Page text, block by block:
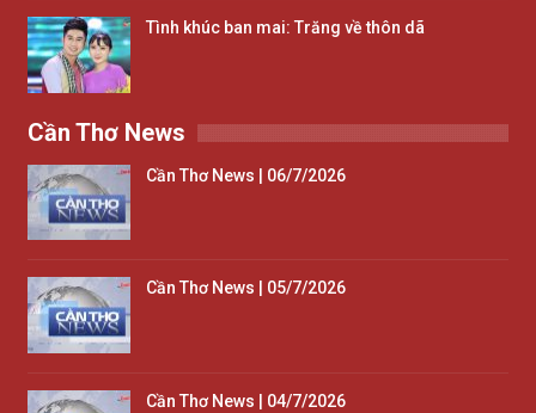
Tình khúc ban mai: Trăng về thôn dã
Cần Thơ News
Cần Thơ News | 06/7/2026
Cần Thơ News | 05/7/2026
Cần Thơ News | 04/7/2026